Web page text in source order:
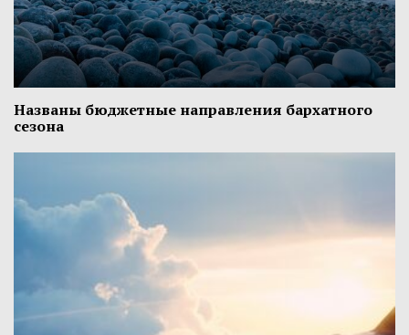
Названы бюджетные направления бархатного
сезона